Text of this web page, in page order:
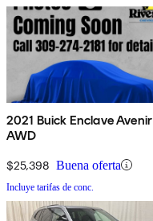
2021 Buick Enclave Avenir
AWD
$25,398 Buena oferta
Incluye tarifas de conc.